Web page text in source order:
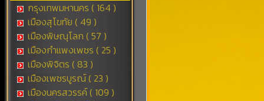
กรุงเทพมหานคร ( 164 )
เมืองสุโขทัย ( 49 )
เมืองพิษณุโลก ( 57 )
เมืองกำแพงเพชร ( 25 )
เมืองพิจิตร ( 83 )
เมืองเพชรบูรณ์ ( 23 )
เมืองนครสวรรค์ ( 109 )